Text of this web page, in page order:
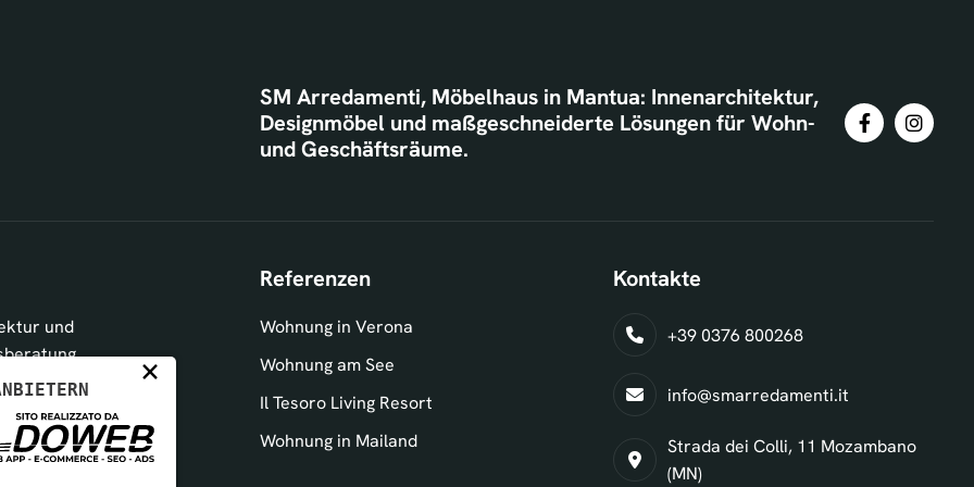
SM Arredamenti, Möbelhaus in Mantua: Innenarchitektur,
Designmöbel und maßgeschneiderte Lösungen für Wohn-
und Geschäftsräume.
und
& Planer
Referenzen
Wohnung in Verona
Wohnung am See
Il Tesoro Living Resort
Wohnung in Mailand
Kontakte
+39 0376 800268
info@smarredamenti.it
Strada dei Colli, 11 Mozambano
(MN)
×